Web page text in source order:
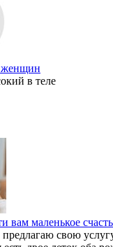
женщин
в теле
вам маленькое
предлагаю свою